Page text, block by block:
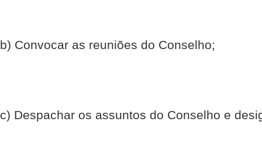
b) Convocar as reuniões do Conselho;
c) Despachar os assuntos do Conselho e